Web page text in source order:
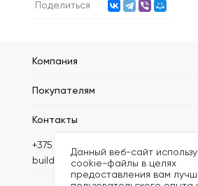
Поделиться
Компания
Покупателям
Контакты
+375 (44) 789-62-06
build@kronex-company.by
Данный веб-сайт
cookie-файлы в целях
предоставления вам